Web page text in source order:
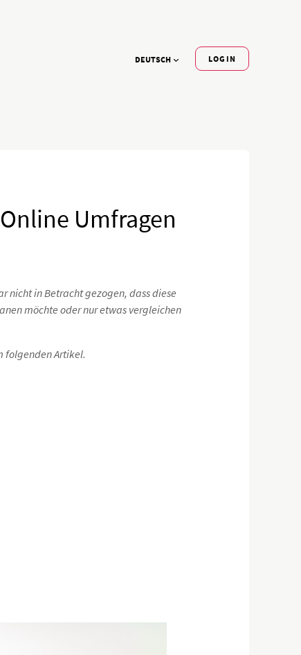
DEUTSCH LOGIN
Umfragen
nicht in Betracht gezogen, dass diese
möchte oder nur etwas vergleichen
folgenden Artikel.